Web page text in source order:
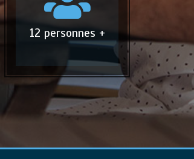
12 personnes +